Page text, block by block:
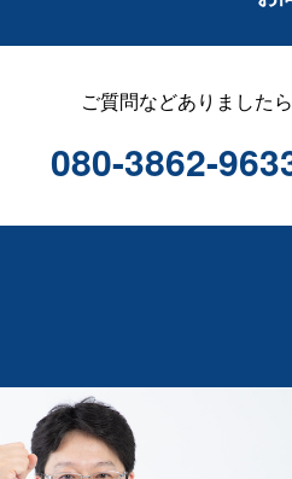
ご質問などありました
080-3862-